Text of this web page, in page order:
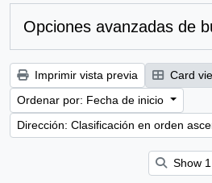
Opciones avanzadas de
Imprimir vista previa Card
Ordenar por: Fecha de inicio
Dirección: Clasificación en orden
Show